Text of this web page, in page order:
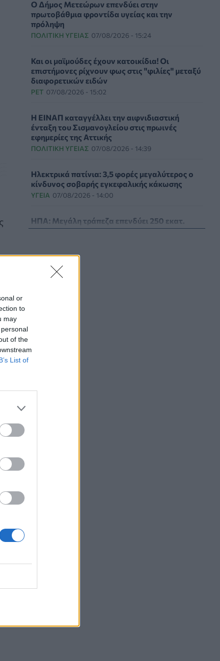
or
to
may
of the
List of
Ο Δήμος Μετεώρων επενδύει στην
πρωτοβάθμια φροντίδα υγείας και την
πρόληψη
ΠΟΛΙΤΙΚΉ ΥΓΕΊΑΣ 07/08/2026 - 15:24
Και οι μαϊμούδες έχουν κατοικίδια! Οι
επιστήμονες ρίχνουν φως στις "φιλίες" μεταξύ
διαφορετικών ειδών
PET 07/08/2026 - 15:02
Η ΕΙΝΑΠ καταγγέλλει την αιφνιδιαστική
ένταξη του Σισμανογλείου στις πρωινές
εφημερίες της Αττικής
ΠΟΛΙΤΙΚΉ ΥΓΕΊΑΣ 07/08/2026 - 14:39
Ηλεκτρικά πατίνια: 3,5 φορές μεγαλύτερος ο
κίνδυνος σοβαρής εγκεφαλικής κάκωσης
ΥΓΕΊΑ 07/08/2026 - 14:00
ΗΠΑ: Μεγάλη τράπεζα επενδύει 250 εκατ.
δολάρια τον χρόνο για φάρμακα GLP-1 στους
Βασιλακόπουλος για ιό Δυτικού Νείλου: Στο
χειρουργείο
ΛΔ Κονγκό: Πάνω από 4.000 τα
ΕΟΔΥ: Σε ύφεση κορονοϊός, γρίπη και RSV με